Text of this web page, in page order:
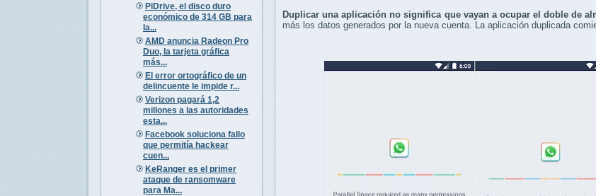
PiDrive, el disco duro
económico de 314 GB para
la...
AMD anuncia Radeon Pro
Duo, la tarjeta gráfica
más...
El error ortográfico de un
delincuente le impide r...
Verizon pagará 1,2
millones a las autoridades
esta...
Facebook soluciona fallo
que permitía hackear
cuen...
KeRanger es el primer
ataque de ransomware
para Ma...
Duplicar una aplicación no significa que vayan a ocupar el doble de
más los datos generados por la nueva cuenta. La aplicación duplicada